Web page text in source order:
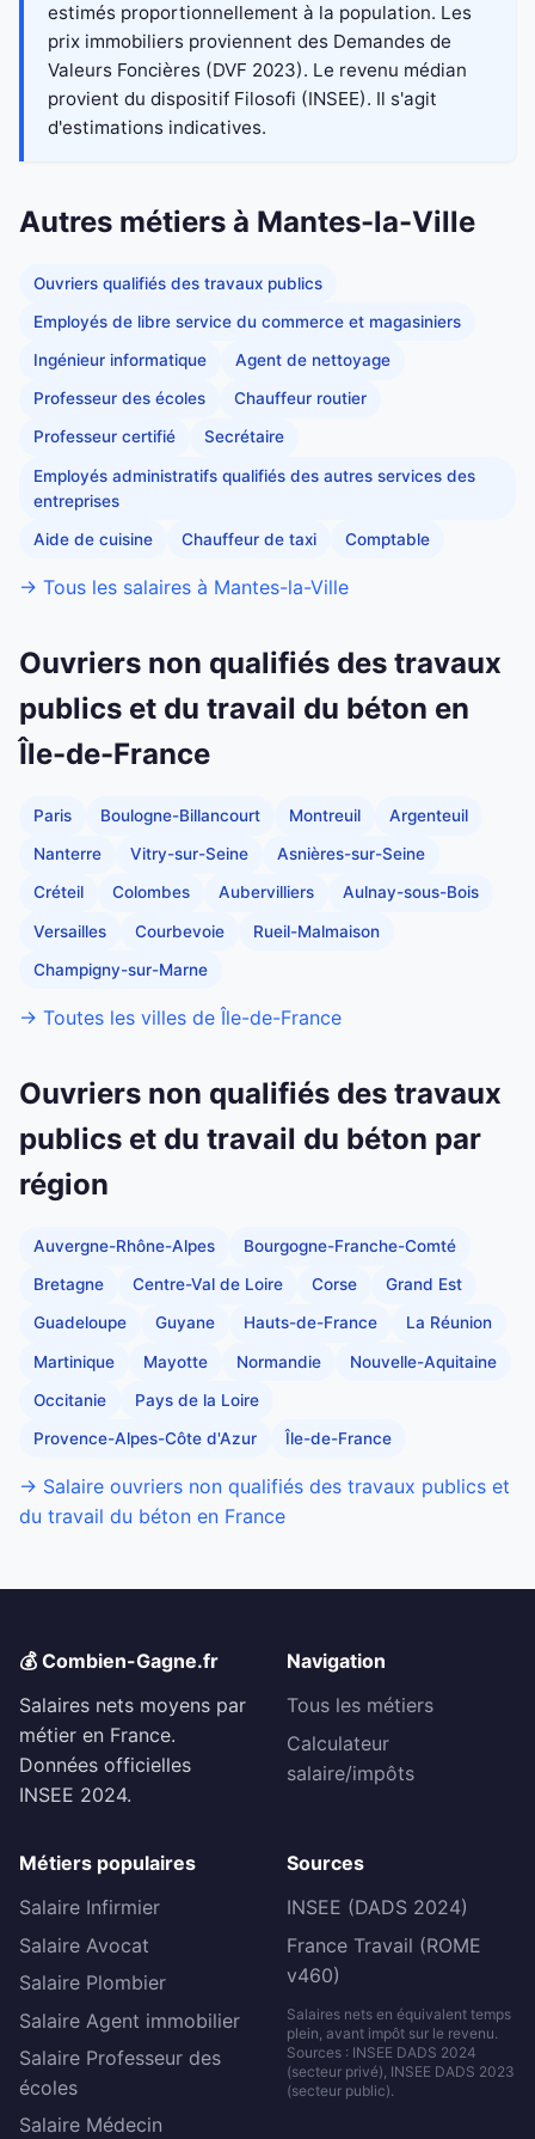
estimés proportionnellement à la population. Les
prix immobiliers proviennent des Demandes de
Valeurs Foncières (DVF 2023). Le revenu médian
provient du dispositif Filosofi (INSEE). Il s'agit
d'estimations indicatives.
Autres métiers à Mantes-la-Ville
Ouvriers qualifiés des travaux publics
Employés de libre service du commerce et magasiniers
Ingénieur informatique Agent de nettoyage
Professeur des écoles Chauffeur routier
Professeur certifié Secrétaire
Employés administratifs qualifiés des autres services des
entreprises
Aide de cuisine Chauffeur de taxi Comptable
→ Tous les salaires à Mantes-la-Ville
Ouvriers non qualifiés des travaux
publics et du travail du béton en
Île-de-France
Paris Boulogne-Billancourt Montreuil Argenteuil
Nanterre Vitry-sur-Seine Asnières-sur-Seine
Créteil Colombes Aubervilliers Aulnay-sous-Bois
Versailles Courbevoie Rueil-Malmaison
Champigny-sur-Marne
→ Toutes les villes de Île-de-France
Ouvriers non qualifiés des travaux
publics et du travail du béton par
région
Auvergne-Rhône-Alpes Bourgogne-Franche-Comté
Bretagne Centre-Val de Loire Corse Grand Est
Guadeloupe Guyane Hauts-de-France La Réunion
Martinique Mayotte Normandie Nouvelle-Aquitaine
Occitanie Pays de la Loire
Provence-Alpes-Côte d'Azur Île-de-France
→ Salaire ouvriers non qualifiés des travaux publics et
du travail du béton en France
💰 Combien-Gagne.fr
Salaires nets moyens par
métier en France.
Données officielles
INSEE 2024.
Navigation
Tous les métiers
Calculateur
salaire/impôts
Métiers populaires
Salaire Infirmier
Salaire Avocat
Salaire Plombier
Salaire Agent immobilier
Salaire Professeur des
écoles
Salaire Médecin
Sources
INSEE (DADS 2024)
France Travail (ROME
v460)
Salaires nets en équivalent temps
plein, avant impôt sur le revenu.
Sources : INSEE DADS 2024
(secteur privé), INSEE DADS 2023
(secteur public).